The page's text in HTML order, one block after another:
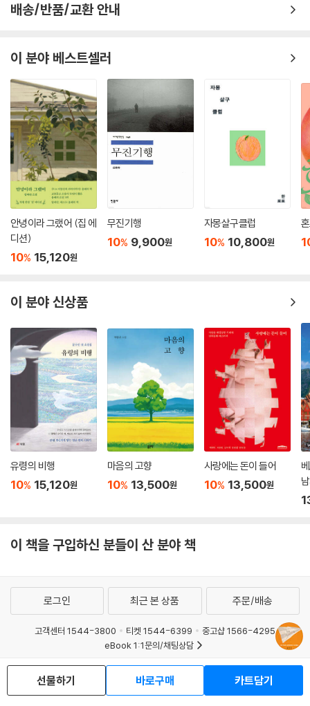
에 대해서도 말하고 있다는 점에서 매력적이다.” _김경수(문학평론가)
“경녀(京女)가 경자(京子)를 거쳐 경자(京自)로, 혜숙이 혜자로, 영성
이 영자로, 미선이 미자로 이름을 바꿀 때, 이들의 결정은 억압과 차별이 중
첩되고 교차하는 젠더와 계급의 폭력적 굴레와의 싸움을 포함한다. ‘5월
광주’와 ‘오키나와’를 잇는 이야기의 선은 망각된 더 많은 소수자를 껴안으
며 ‘더러운 피’의 낙인들에 맞서는 담대한 소설적 모험을 수행한다.” _정홍
수(문학평론가)
▶주관 : 김유정기념사업회
▶심사위원 : 이승우, 김경수, 신수정, 정홍수
배송/반품/교환 안내
이 분야 베스트셀러
안녕이라 그랬어 (집 에
디션)
10% 15,120원
무진기행
10% 9,900원
자몽살구클럽
10% 10,800원
이 분야 신상품
유령의 비행
10% 15,120원
마음의 고향
10% 13,500원
사랑에는 돈이 들어
10% 13,500원
이 책을 구입하신 분들이 산 분야 책
선물하기 바로구매 카트담기
로그인 최근 본 상품 주문/배송
고객센터 1544-3800 티켓 1544-6399
중고샵 1566-4295
eBook 1:1문의/채팅상담
예스이십사(주) 사업자 정보
이용약관
개인정보처리방침
청소년보호정책